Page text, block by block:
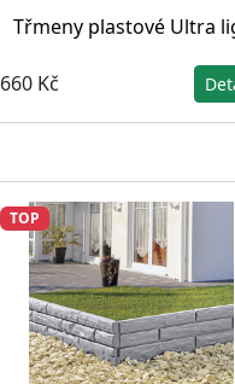
Třmeny plastové Ultra
660 Kč
TOP